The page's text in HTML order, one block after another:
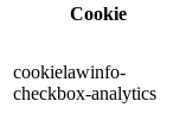
Cookie
cookielawinfo-
checkbox-analytics